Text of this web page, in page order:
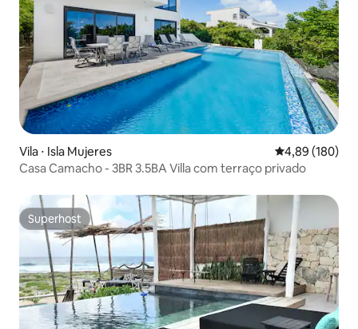
Vila ⋅ Isla Mujeres 4,89 de uma
4,89 (180)
Casa Camacho - 3BR 3.5BA Villa com terraço privado
Superhost
Superhost